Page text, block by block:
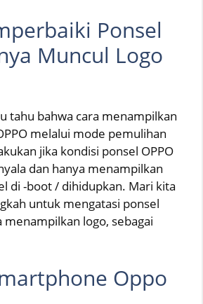
Ponsel
Muncul Logo
tahu bahwa cara menampilkan
melalui mode pemulihan
jika kondisi ponsel OPPO
dan hanya menampilkan
di -boot / dihidupkan. Mari kita
untuk mengatasi ponsel
menampilkan logo, sebagai
Oppo